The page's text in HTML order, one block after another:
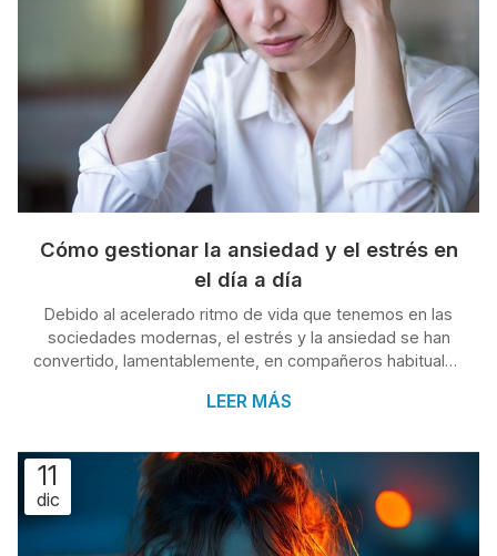
Cómo gestionar la ansiedad y el estrés en
el día a día
Debido al acelerado ritmo de vida que tenemos en las
sociedades modernas, el estrés y la ansiedad se han
convertido, lamentablemente, en compañeros habituales
responsabilidades familiares y la constante exposición a
difícil de manejar. La buena noticia es que existen
estrategias efectivas para afrontar estas emociones y
mejorar nuestra calidad de vida. En este artículo, desde
Clínica Condad...
LEER MÁS
11
dic